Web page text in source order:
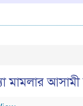
মামলার আসামী